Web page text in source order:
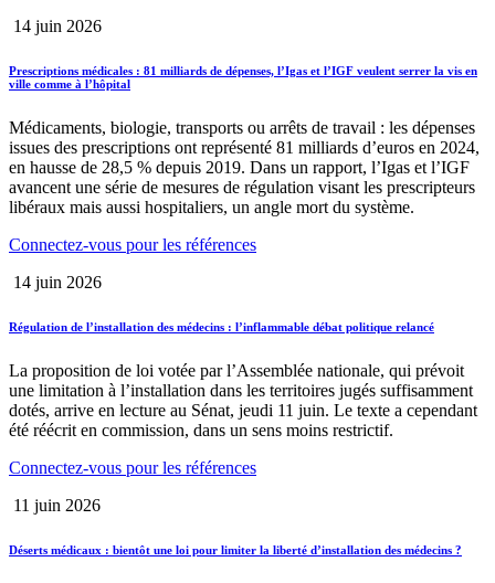
14 juin 2026
Prescriptions médicales : 81 milliards de dépenses, l’Igas et l’IGF veulent serrer la vis en
ville comme à l’hôpital
Médicaments, biologie, transports ou arrêts de travail : les dépenses
issues des prescriptions ont représenté 81 milliards d’euros en 2024,
en hausse de 28,5 % depuis 2019. Dans un rapport, l’Igas et l’IGF
avancent une série de mesures de régulation visant les prescripteurs
libéraux mais aussi hospitaliers, un angle mort du système.
Connectez-vous pour les références
14 juin 2026
Régulation de l’installation des médecins : l’inflammable débat politique relancé
La proposition de loi votée par l’Assemblée nationale, qui prévoit
une limitation à l’installation dans les territoires jugés suffisamment
dotés, arrive en lecture au Sénat, jeudi 11 juin. Le texte a cependant
été réécrit en commission, dans un sens moins restrictif.
Connectez-vous pour les références
11 juin 2026
Déserts médicaux : bientôt une loi pour limiter la liberté d’installation des médecins ?